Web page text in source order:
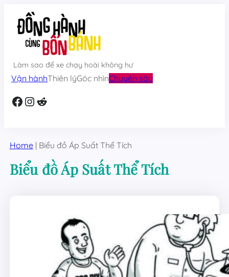
content
Làm sao để xe chạy hoài không hư
Vận hànhThiên lýGóc nhìnChuyên sâu
Facebook InstagramReddit
Home | Biểu đồ Áp Suất Thể Tích
Biểu đồ Áp Suất Thể Tích